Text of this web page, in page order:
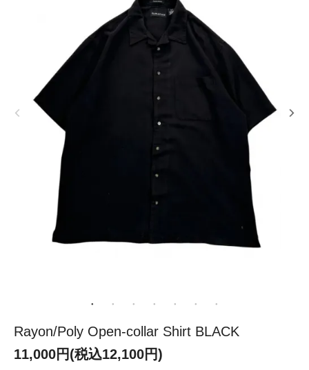
Rayon/Poly Open-collar Shirt BLACK
11,000円(税込12,100円)